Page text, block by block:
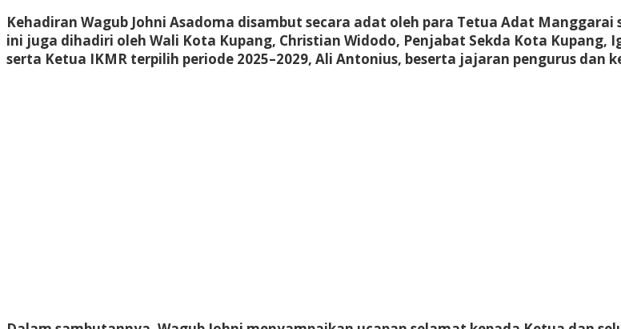
Kehadiran Wagub Johni Asadoma disambut secara adat oleh para Tetua Adat
ini juga dihadiri oleh Wali Kota Kupang, Christian Widodo, Penjabat Sekda Kota Kupang,
serta Ketua IKMR terpilih periode 2025–2029, Ali Antonius, beserta jajaran pengurus dan